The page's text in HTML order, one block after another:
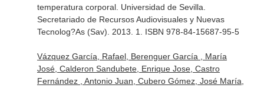
temperatura corporal. Universidad de Sevilla.
Secretariado de Recursos Audiovisuales y Nuevas
Tecnolog?As (Sav). 2013. 1. ISBN 978-84-15687-95-5
Vázquez García, Rafael, Berenguer García , María
José, Calderon Sandubete, Enrique Jose, Castro
Fernández , Antonio Juan, Cubero Gómez, José María,